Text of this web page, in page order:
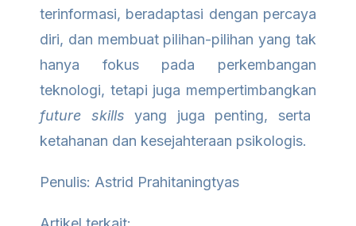
terinformasi, beradaptasi dengan percaya
diri, dan membuat pilihan-pilihan yang tak
hanya fokus pada perkembangan
teknologi, tetapi juga mempertimbangkan
future skills yang juga penting, serta
ketahanan dan kesejahteraan psikologis.
Penulis: Astrid Prahitaningtyas